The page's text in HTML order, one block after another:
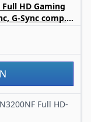
HD Gaming
G-Sync comp.
1.4) schwarz
Full HD-